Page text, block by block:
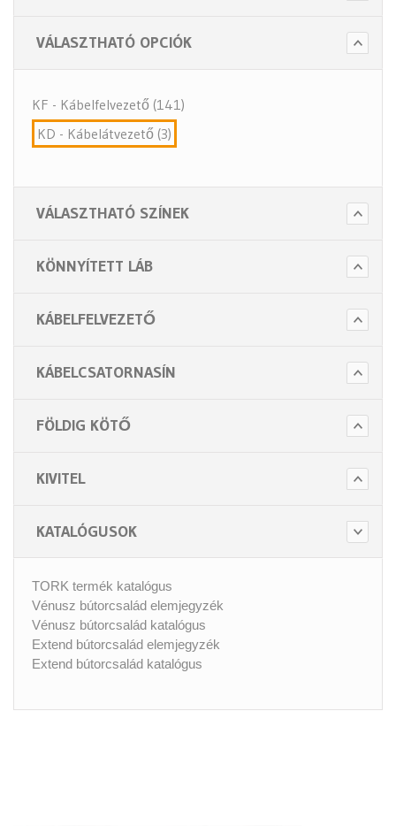
VÁLASZTHATÓ OPCIÓK
KF - Kábelfelvezető (141)
KD - Kábelátvezető (3)
VÁLASZTHATÓ SZÍNEK
KÖNNYÍTETT LÁB
KÁBELFELVEZETŐ
KÁBELCSATORNASÍN
FÖLDIG KÖTŐ
KIVITEL
KATALÓGUSOK
TORK termék katalógus
Vénusz bútorcsalád elemjegyzék
Vénusz bútorcsalád katalógus
Extend bútorcsalád elemjegyzék
Extend bútorcsalád katalógus